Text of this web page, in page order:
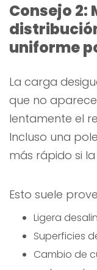
Consejo 2:
uniforme
La carga
que no
lentamente el
Incluso una
más rápido si
Esto suele
Ligera
Superficies
Cambio de